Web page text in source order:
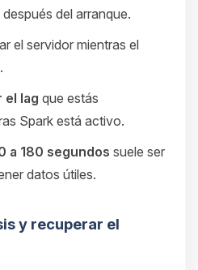
del arranque.
el servidor mientras el
el lag que estás
Spark está activo.
a 180 segundos suele ser
datos útiles.
y recuperar el